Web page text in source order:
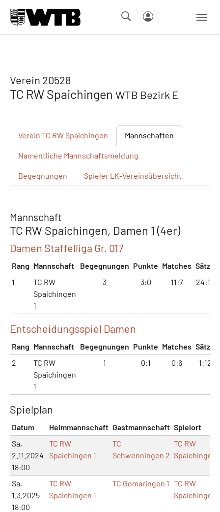
Verein 20528
TC RW Spaichingen WTB Bezirk E
Verein TC RW Spaichingen Mannschaften
Namentliche Mannschaftsmeldung
Begegnungen Spieler LK-Vereinsübersicht
Mannschaft
TC RW Spaichingen, Damen 1 (4er)
Damen Staffelliga Gr. 017
Rang Mannschaft Begegnungen Punkte Matches Sätze
1
TC RW
Spaichingen
1
3 3:0 11:7 24:16
Entscheidungsspiel Damen
Rang Mannschaft Begegnungen Punkte Matches Sätze
2
TC RW
Spaichingen
1
1 0:1 0:6 1:12
Spielplan
Datum Heimmannschaft Gastmannschaft Spielort
Sa,
2.11.2024
18:00
TC RW
Spaichingen 1
TC
Schwenningen 2
TC RW
Spaichingen
Sa,
1.3.2025
18:00
TC RW
Spaichingen 1
TC Gomaringen 1 TC RW
Spaichingen